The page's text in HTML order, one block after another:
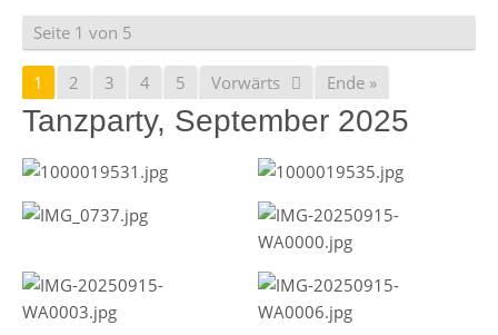
Seite 1 von 5
1 2 3 4 5 Vorwärts Ende »
Tanzparty, September 2025